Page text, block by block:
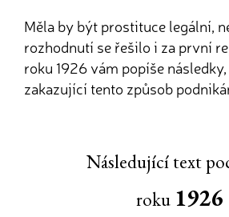
Měla by být prostituce legální,
rozhodnutí se řešilo i za první
roku 1926 vám popíše
zakazující tento způsob
Následující text
roku 1926